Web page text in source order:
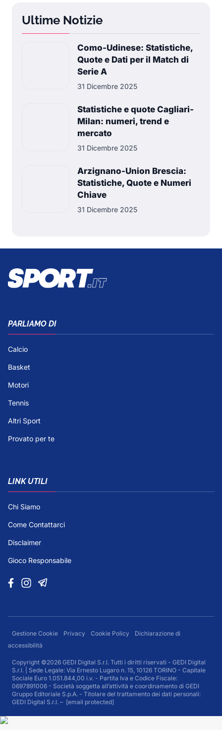
Ultime Notizie
Como-Udinese: Statistiche,
Quote e Dati per il Match di
Serie A
31 Dicembre 2025
Statistiche e quote Cagliari-
Milan: numeri, trend e
mercato
31 Dicembre 2025
Arzignano-Union Brescia:
Statistiche, Quote e Numeri
Chiave
31 Dicembre 2025
PARLIAMO DI
Calcio
Basket
Motori
Tennis
Altri Sport
Provato per te
LINK UTILI
Chi Siamo
Come Contattarci
Disclaimer
Gioco Responsabile
Gestione Cookie Privacy Cookie Policy
Dichiarazione di
accessibilità
Copyright ©2026 GEDI Digital S.r.l. Tutti i diritti riservati - GEDI Digital
S.r.l. | Sede Legale: Via Ernesto Lugaro n. 15, 10126 TORINO - Capitale
Sociale Euro 1.051.844,00 i.v. - Partita Iva e Codice Fiscale:
0697891006 - Società soggetta all’attività e coordinamento di GEDI
Gruppo Editoriale S.p.A. - Titolare del trattamento dei dati personali:
GEDI Digital S.r.l. – [email protected]